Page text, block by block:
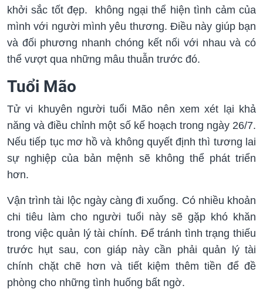
khởi sắc tốt đẹp. không ngại thể hiện tình cảm của
mình với người mình yêu thương. Điều này giúp bạn
và đối phương nhanh chóng kết nối với nhau và có
thể vượt qua những mâu thuẫn trước đó.
Tuổi Mão
Tử vi khuyên người tuổi Mão nên xem xét lại khả
năng và điều chỉnh một số kế hoạch trong ngày 26/7.
Nếu tiếp tục mơ hồ và không quyết định thì tương lai
sự nghiệp của bản mệnh sẽ không thể phát triển
hơn.
Vận trình tài lộc ngày càng đi xuống. Có nhiều khoản
chi tiêu làm cho người tuổi này sẽ gặp khó khăn
trong việc quản lý tài chính. Để tránh tình trạng thiếu
trước hụt sau, con giáp này cần phải quản lý tài
chính chặt chẽ hơn và tiết kiệm thêm tiền để đề
phòng cho những tình huống bất ngờ.